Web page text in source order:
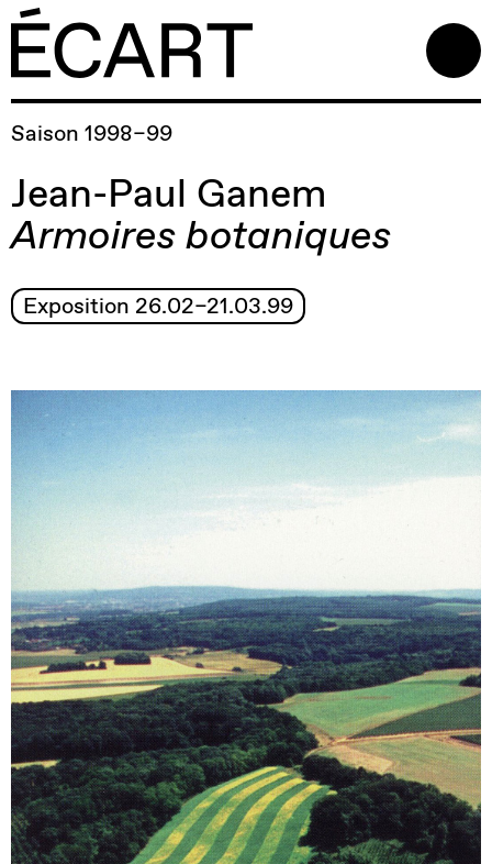
Saison 1998–99
Jean-Paul Ganem
Armoires botaniques
Exposition 26.02–21.03.99